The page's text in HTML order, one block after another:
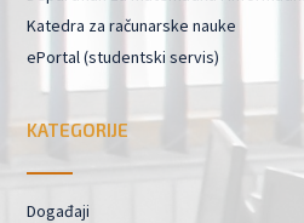
Katedra za računarske nauke
ePortal (studentski servis)
KATEGORIJE
Događaji